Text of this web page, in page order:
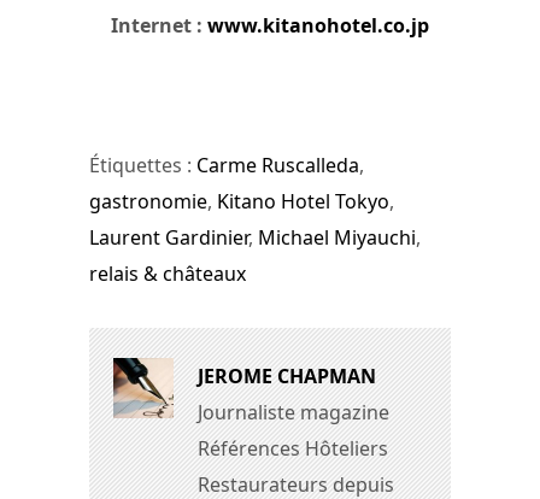
Internet : www.kitanohotel.co.jp
Étiquettes : Carme Ruscalleda,
gastronomie, Kitano Hotel Tokyo,
Laurent Gardinier, Michael Miyauchi,
relais & châteaux
JEROME CHAPMAN
Journaliste magazine
Références Hôteliers
Restaurateurs depuis